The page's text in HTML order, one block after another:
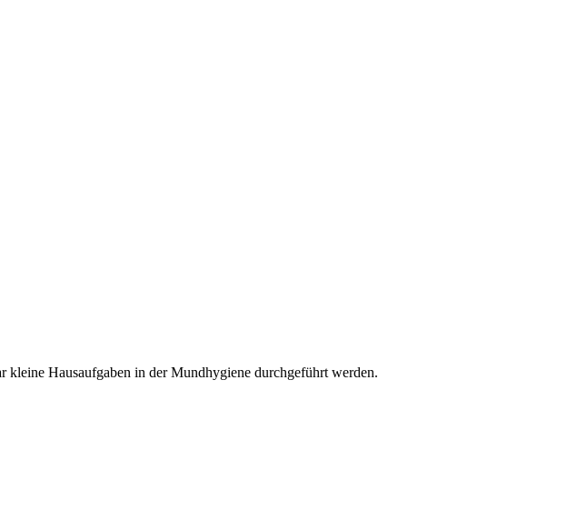
kleine Hausaufgaben in der Mundhygiene durchgeführt werden.